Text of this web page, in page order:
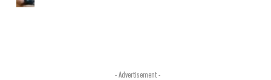
- Advertisement -